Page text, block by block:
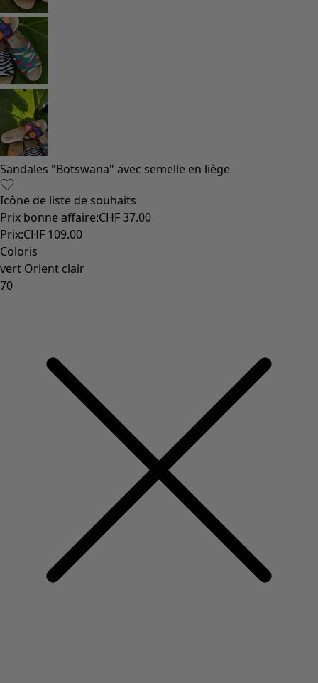
Sandales "Botswana" avec semelle en liège
Icône de liste de souhaits
Prix bonne affaire:CHF 37.00
Prix:CHF 109.00
Coloris
vert Orient clair
70